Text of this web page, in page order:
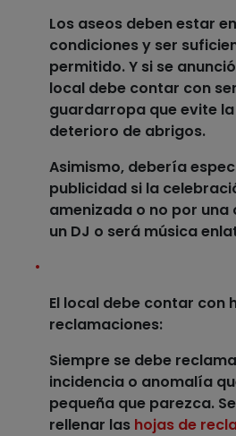
Los aseos deben estar
condiciones y ser
permitido. Y si se
local debe contar con
guardarropa que evite
deterioro de abrigos.
Asimismo, debería
publicidad si la
amenizada o no por
un DJ o será música
El local debe contar con
reclamaciones:
Siempre se debe
incidencia o anomalía
pequeña que parezca.
rellenar las hojas de